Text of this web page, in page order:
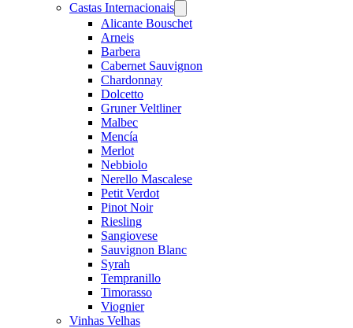
Castas Internacionais
menu
Alicante Bouschet
Arneis
Barbera
Cabernet Sauvignon
Chardonnay
Dolcetto
Gruner Veltliner
Malbec
Mencía
Merlot
Nebbiolo
Nerello Mascalese
Petit Verdot
Pinot Noir
Riesling
Sangiovese
Sauvignon Blanc
Syrah
Tempranillo
Timorasso
Viognier
Vinhas Velhas